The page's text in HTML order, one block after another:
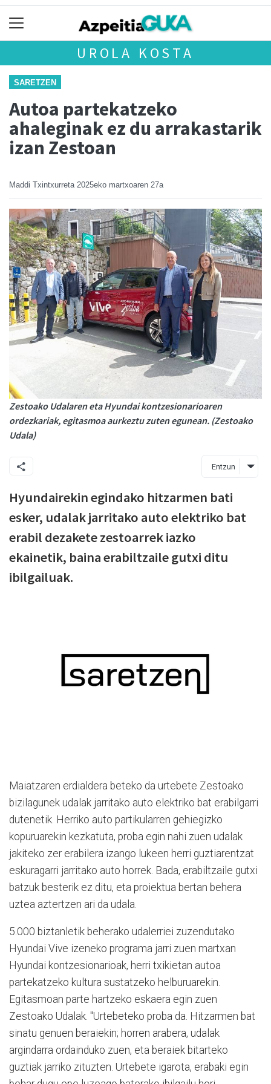
UROLA KOSTA
SARETZEN
Autoa partekatzeko
ahaleginak ez du arrakastarik
izan Zestoan
Maddi Txintxurreta 2025eko martxoaren 27a
Zestoako Udalaren eta Hyundai kontzesionarioaren
ordezkariak, egitasmoa aurkeztu zuten egunean. (Zestoako
Udala)
Entzun
Hyundairekin egindako hitzarmen bati
esker, udalak jarritako auto elektriko bat
erabil dezakete zestoarrek iazko
ekainetik, baina erabiltzaile gutxi ditu
ibilgailuak.
Maiatzaren erdialdera beteko da urtebete Zestoako
bizilagunek udalak jarritako auto elektriko bat erabilgarri
dutenetik. Herriko auto partikularren gehiegizko
kopuruarekin kezkatuta, proba egin nahi zuen udalak
jakiteko zer erabilera izango lukeen herri guztiarentzat
eskuragarri jarritako auto horrek. Bada, erabiltzaile gutxi
batzuk besterik ez ditu, eta proiektua bertan behera
uztea aztertzen ari da udala.
5.000 biztanletik beherako udalerriei zuzendutako
Hyundai Vive izeneko programa jarri zuen martxan
Hyundai kontzesionarioak, herri txikietan autoa
partekatzeko kultura sustatzeko helburuarekin.
Egitasmoan parte hartzeko eskaera egin zuen
Zestoako Udalak. "Urtebeteko proba da. Hitzarmen bat
sinatu genuen beraiekin; horren arabera, udalak
argindarra ordainduko zuen, eta beraiek bitarteko
guztiak jarriko zituzten. Urtebete igarota, erabaki egin